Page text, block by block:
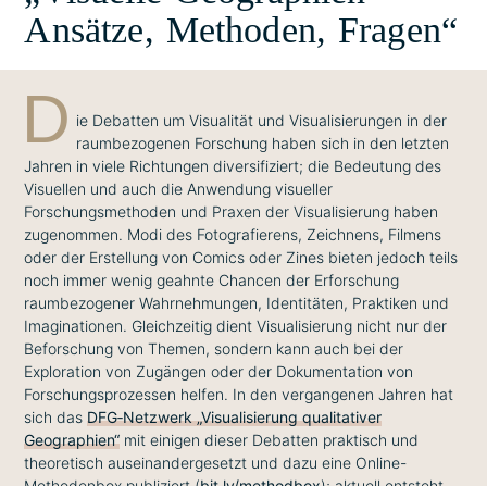
Ansätze, Methoden, Fragen“
D ie Debatten um Visualität und Visualisierungen in der
raumbezogenen Forschung haben sich in den letzten
Jahren in viele Richtungen diversifiziert; die Bedeutung des
Visuellen und auch die Anwendung visueller
Forschungsmethoden und Praxen der Visualisierung haben
zugenommen. Modi des Fotografierens, Zeichnens, Filmens
oder der Erstellung von Comics oder Zines bieten jedoch teils
noch immer wenig geahnte Chancen der Erforschung
raumbezogener Wahrnehmungen, Identitäten, Praktiken und
Imaginationen. Gleichzeitig dient Visualisierung nicht nur der
Beforschung von Themen, sondern kann auch bei der
Exploration von Zugängen oder der Dokumentation von
Forschungsprozessen helfen. In den vergangenen Jahren hat
sich dasDFG‐Netzwerk „Visualisierung qualitativer
Geographien“ mit einigen dieser Debatten praktisch und
theoretisch auseinandergesetzt und dazu eine Online-